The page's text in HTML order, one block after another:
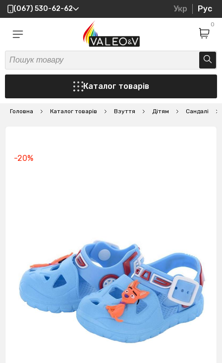
(067) 530-62-62 Укр Рус
0
Каталог товарів
Головна Каталог товарів Взуття Дітям Сандалі
-20%